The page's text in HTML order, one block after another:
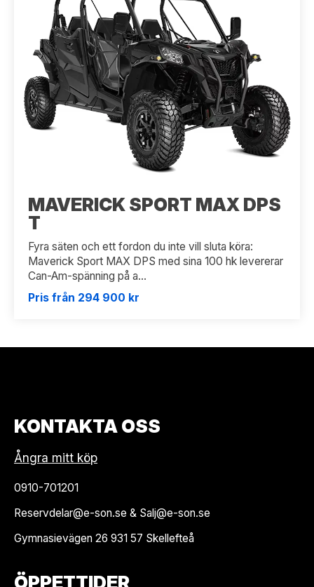
MAVERICK SPORT MAX DPS
T
Fyra säten och ett fordon du inte vill sluta köra:
Maverick Sport MAX DPS med sina 100 hk levererar
Can-Am-spänning på a...
Pris från 294 900 kr
KONTAKTA OSS
Ångra mitt köp
0910-701201
Reservdelar@e-son.se & Salj@e-son.se
Gymnasievägen 26 931 57 Skellefteå
ÖPPETTIDER